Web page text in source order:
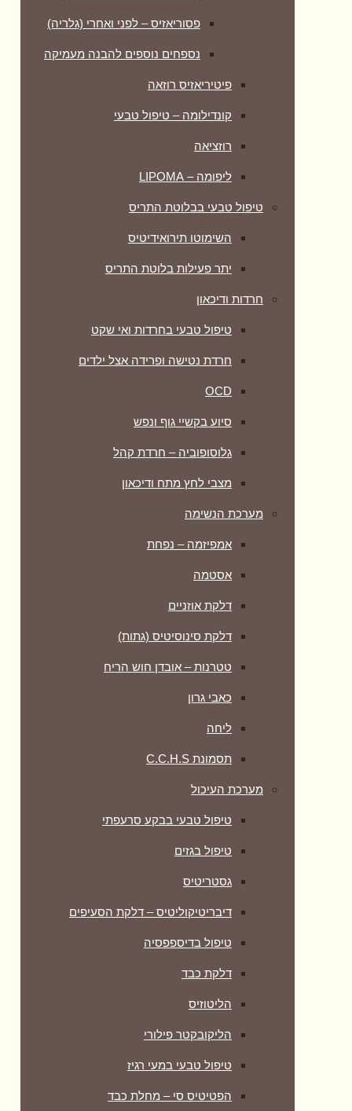
פסוריאזיס – לפני ואחרי (גלריה)
נספחים נוספים להבנה מעמיקה
פיטיריאזיס רוזאה
קונדילומה – טיפול טבעי
רוזציאה
ליפומה – LIPOMA
טיפול טבעי בבלוטת התריס
השימוטו תירואידיטיס
יתר פעילות בלוטת התריס
חרדות ודיכאון
טיפול טבעי בחרדות ואי שקט
חרדת נטישה ופרידה אצל ילדים
OCD
סיוע בקשיי גוף ונפש
גלוסופוביה – חרדת קהל
מצבי לחץ מתח ודיכאון
מערכת הנשימה
אמפיזמה – נפחת
אסטמה
דלקת אוזניים
דלקת סינוסיטיס (גתות)
טטרנות – אובדן חוש הריח
כאבי גרון
ליחה
תסמונת C.C.H.S
מערכת העיכול
טיפול טבעי בבקע סרעפתי
טיפול בגזים
גסטריטיס
דיבריטיקוליטיס – דלקת הסעיפים
טיפול בדיספפסיה
דלקת כבד
הליטוזיס
הליקובקטר פילורי
טיפול טבעי במעי רגיז
הפטיטיס סי – מחלת כבד